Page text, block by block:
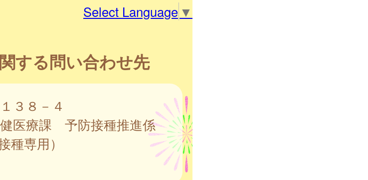
Select Language ▼
する問い合わせ先
３８－４
医療課 予防接種推進係
種専用）